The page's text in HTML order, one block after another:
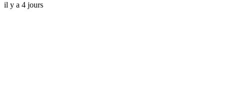
il y a 4 jours